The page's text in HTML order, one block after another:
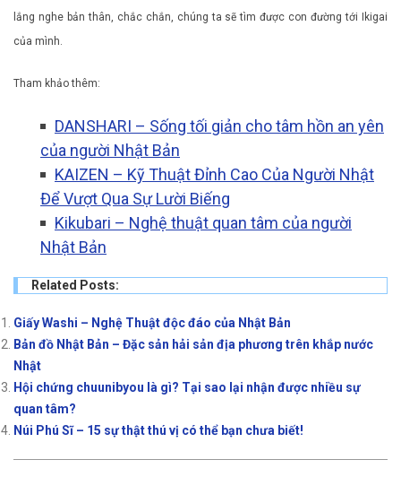
lắng nghe bản thân, chắc chắn, chúng ta sẽ tìm được con đường tới Ikigai
của mình.
Tham khảo thêm:
DANSHARI – Sống tối giản cho tâm hồn an yên
của người Nhật Bản
KAIZEN – Kỹ Thuật Đỉnh Cao Của Người Nhật
Để Vượt Qua Sự Lười Biếng
Kikubari – Nghệ thuật quan tâm của người
Nhật Bản
Related Posts:
Giấy Washi – Nghệ Thuật độc đáo của Nhật Bản
Bản đồ Nhật Bản – Đặc sản hải sản địa phương trên khắp nước
Nhật
Hội chứng chuunibyou là gì? Tại sao lại nhận được nhiều sự
quan tâm?
Núi Phú Sĩ – 15 sự thật thú vị có thể bạn chưa biết!